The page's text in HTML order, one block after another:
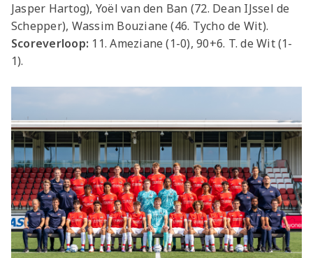
Jasper Hartog), Yoël van den Ban (72. Dean IJssel de
Schepper), Wassim Bouziane (46. Tycho de Wit).
Scoreverloop: 11. Ameziane (1-0), 90+6. T. de Wit (1-
1).